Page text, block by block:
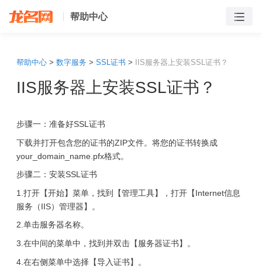
帮助中心
帮助中心 > 数字服务 > SSL证书 > IIS服务器上安装SSL证书？
IIS服务器上安装SSL证书？
步骤一：准备好SSL证书
下载并打开包含您的证书的ZIP文件。将您的证书转换成
your_domain_name.pfx格式。
步骤二：安装SSL证书
1.打开【开始】菜单，找到【管理工具】，打开【Internet信息
服务（IIS）管理器】。
2.单击服务器名称。
3.在中间的菜单中，找到并双击【服务器证书】。
4.在右侧菜单中选择【导入证书】。